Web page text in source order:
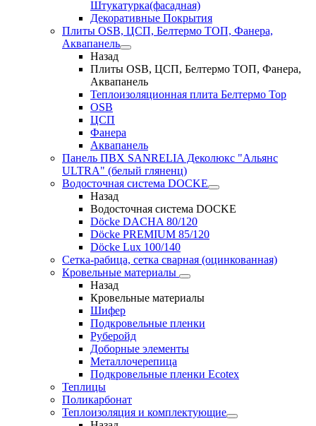
Штукатурка(фасадная)
Декоративные Покрытия
Плиты OSB, ЦСП, Белтермо ТОП, Фанера,
Аквапанель
Назад
Плиты OSB, ЦСП, Белтермо ТОП, Фанера,
Аквапанель
Теплоизоляционная плита Белтермо Top
OSB
ЦСП
Фанера
Аквапанель
Панель ПВХ SANRELIA Деколюкс "Альянс
ULTRA" (белый гляненц)
Водосточная система DOCKE
Назад
Водосточная система DOCKE
Döсkе DACHA 80/120
Döcke PREMIUM 85/120
Döсkе Luх 100/140
Сетка-рабица, сетка сварная (оцинкованная)
Кровельные материалы
Назад
Кровельные материалы
Шифер
Подкровельные пленки
Руберойд
Доборные элементы
Металлочерепица
Подкровельные пленки Ecotex
Теплицы
Поликарбонат
Теплоизоляция и комплектующие